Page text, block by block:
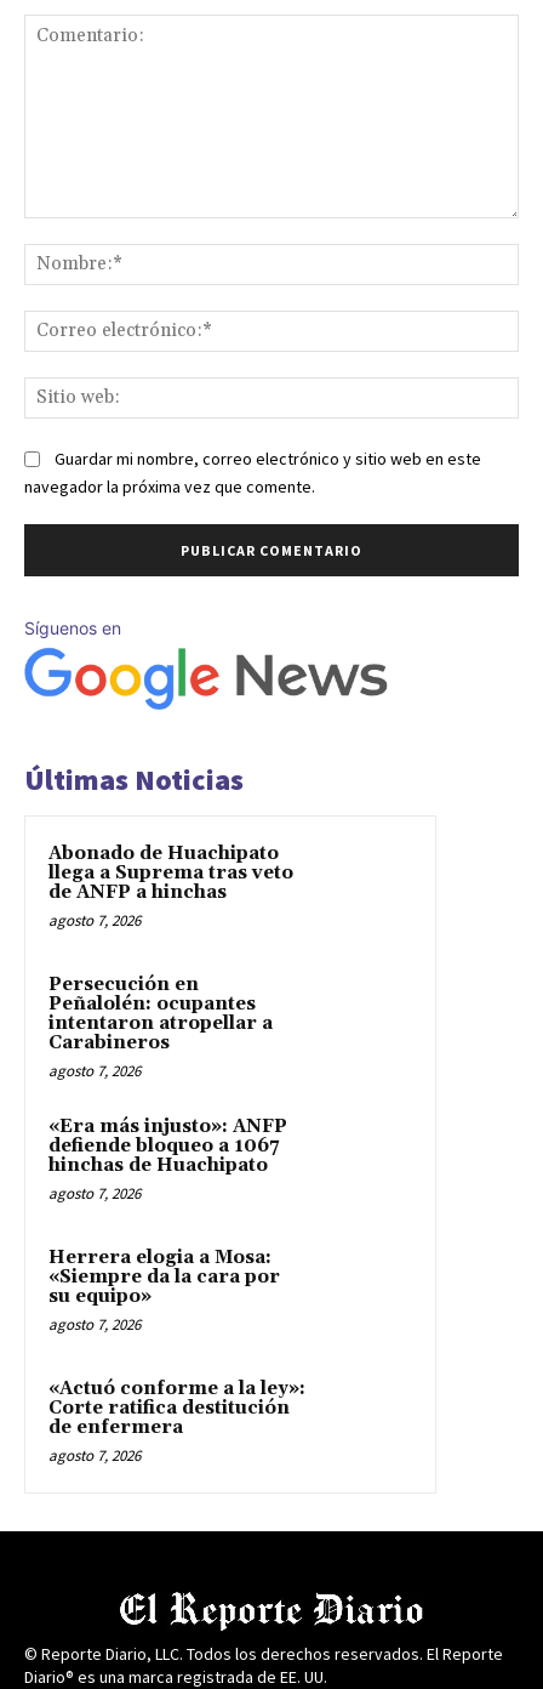
Guardar mi nombre, correo electrónico y sitio web en este
navegador la próxima vez que comente.
Síguenos en
Últimas Noticias
Abonado de Huachipato
llega a Suprema tras veto
de ANFP a hinchas
agosto 7, 2026
Persecución en
Peñalolén: ocupantes
intentaron atropellar a
Carabineros
agosto 7, 2026
«Era más injusto»: ANFP
defiende bloqueo a 1067
hinchas de Huachipato
agosto 7, 2026
Herrera elogia a Mosa:
«Siempre da la cara por
su equipo»
agosto 7, 2026
«Actuó conforme a la ley»:
Corte ratifica destitución
de enfermera
agosto 7, 2026
© Reporte Diario, LLC. Todos los derechos reservados. El Reporte
Diario® es una marca registrada de EE. UU.